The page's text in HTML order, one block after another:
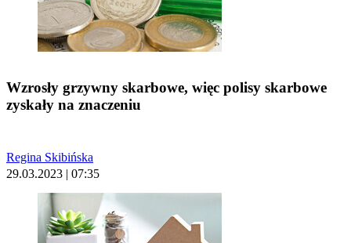
Wzrosły grzywny skarbowe, więc polisy skarbowe
zyskały na znaczeniu
Regina Skibińska
29.03.2023 | 07:35